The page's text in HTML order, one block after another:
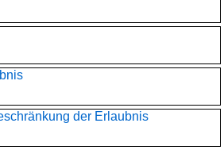
der Erlaubnis